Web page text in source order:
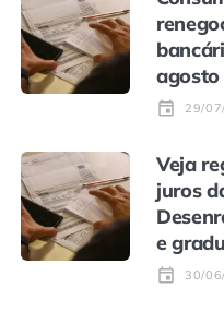
agosto
29/
Veja
juros
e
30/